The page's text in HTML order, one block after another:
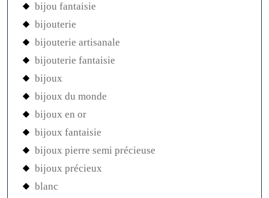
bijou fantaisie
bijouterie
bijouterie artisanale
bijouterie fantaisie
bijoux
bijoux du monde
bijoux en or
bijoux fantaisie
bijoux pierre semi précieuse
bijoux précieux
blanc